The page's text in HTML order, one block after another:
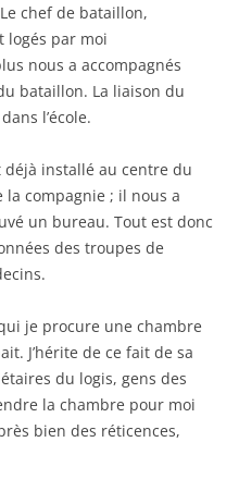
chef de bataillon,
logés par moi
nous a accompagnés
bataillon. La liaison du
l’école.
installé au centre du
la compagnie ; il nous a
un bureau. Tout est donc
des troupes de
qui je procure une chambre
J’hérite de ce fait de sa
du logis, gens des
la chambre pour moi
bien des réticences,